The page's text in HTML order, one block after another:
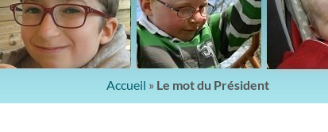
Accueil » Le mot du Président